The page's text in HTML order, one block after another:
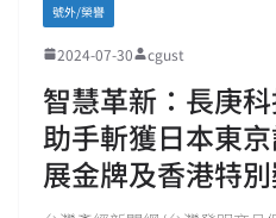
號外/榮譽
2024-07-30 cgust
智慧革新：長庚
助手斬獲日本東
展金牌及香港特